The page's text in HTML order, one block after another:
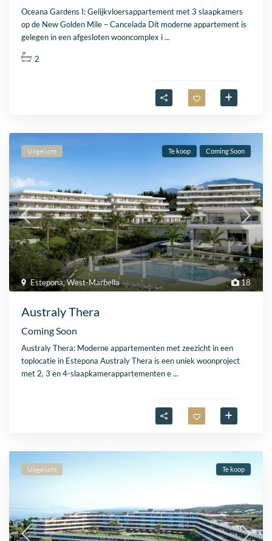
Oceana Gardens I: Gelijkvloersappartement met 3 slaapkamers
op de New Golden Mile – Cancelada Dit moderne appartement is
gelegen in een afgesloten wooncomplex i...
2
18
Estepona,West-Marbella
Uitgelicht Te koop Coming Soon
Australy Thera
Coming Soon
Australy Thera: Moderne appartementen met zeezicht in een
toplocatie in Estepona Australy Thera is een uniek woonproject
met 2, 3 en 4-slaapkamerappartementen e...
Uitgelicht Te koop